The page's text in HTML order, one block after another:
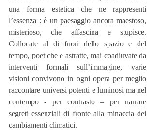
una forma estetica che ne rappresenti
l’essenza : è un paesaggio ancora maestoso,
misterioso, che affascina e stupisce.
Collocate al di fuori dello spazio e del
tempo, poetiche e astratte, mai coadiuvate da
interventi formali sull’immagine, varie
visioni convivono in ogni opera per meglio
raccontare universi potenti e luminosi ma nel
contempo - per contrasto – per narrare
segreti essenziali di fronte alla minaccia dei
cambiamenti climatici.